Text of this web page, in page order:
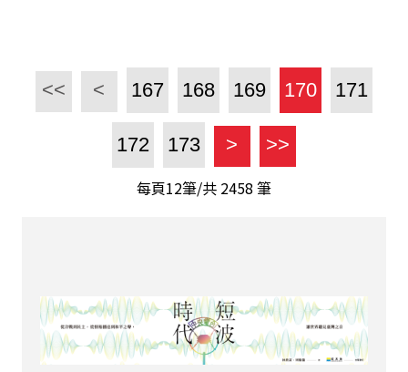
<< < 167 168 169 170 171
172 173 > >>
每頁12筆/共 2458 筆